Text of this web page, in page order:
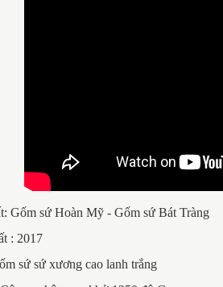
Gốm sứ Hoàn Mỹ - Gốm sứ Bát Tràng
: 2017
sứ sứ xương cao lanh trắng